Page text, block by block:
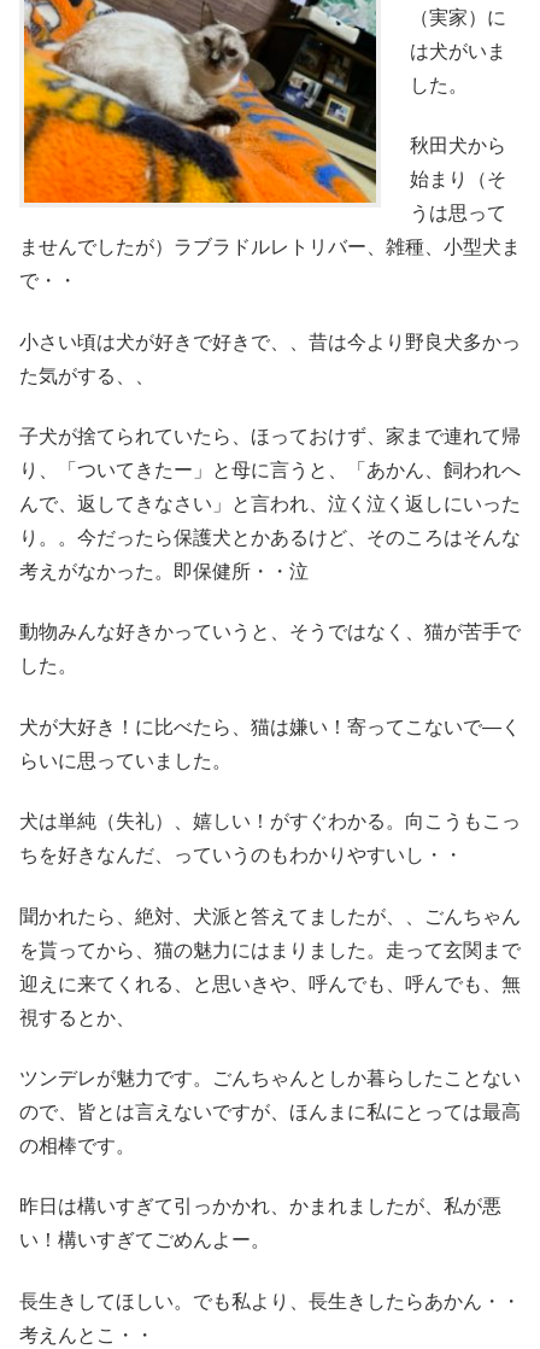
（実家）に
は犬がいま
した。
秋田犬から
始まり（そ
うは思って
ませんでしたが）ラブラドルレトリバー、雑種、小型犬ま
で・・
小さい頃は犬が好きで好きで、、昔は今より野良犬多かっ
た気がする、、
子犬が捨てられていたら、ほっておけず、家まで連れて帰
り、「ついてきたー」と母に言うと、「あかん、飼われへ
んで、返してきなさい」と言われ、泣く泣く返しにいった
り。。今だったら保護犬とかあるけど、そのころはそんな
考えがなかった。即保健所・・泣
動物みんな好きかっていうと、そうではなく、猫が苦手で
した。
犬が大好き！に比べたら、猫は嫌い！寄ってこないで―く
らいに思っていました。
犬は単純（失礼）、嬉しい！がすぐわかる。向こうもこっ
ちを好きなんだ、っていうのもわかりやすいし・・
聞かれたら、絶対、犬派と答えてましたが、、ごんちゃん
を貰ってから、猫の魅力にはまりました。走って玄関まで
迎えに来てくれる、と思いきや、呼んでも、呼んでも、無
視するとか、
ツンデレが魅力です。ごんちゃんとしか暮らしたことない
ので、皆とは言えないですが、ほんまに私にとっては最高
の相棒です。
昨日は構いすぎて引っかかれ、かまれましたが、私が悪
い！構いすぎてごめんよー。
長生きしてほしい。でも私より、長生きしたらあかん・・
考えんとこ・・